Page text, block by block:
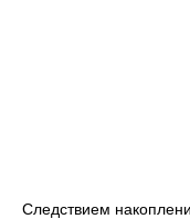
Следствием